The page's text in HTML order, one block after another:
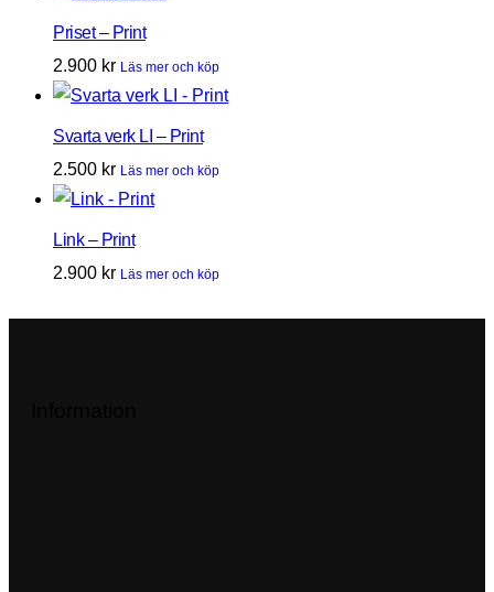
Priset – Print
2.900 kr Läs mer och köp
Svarta verk LI – Print
2.500 kr Läs mer och köp
Link – Print
2.900 kr Läs mer och köp